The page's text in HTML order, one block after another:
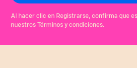
Al hacer clic en Registrarse, confirma que
nuestros Términos y condiciones.